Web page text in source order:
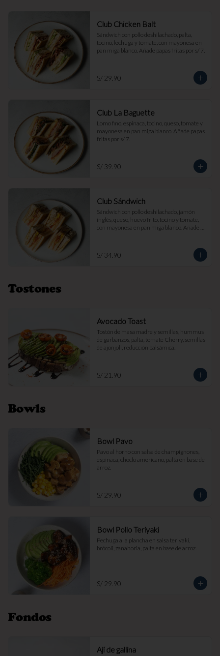
Club Chicken Balt
Sándwich con pollo deshilachado, palta,
tocino, lechuga y tomate, con mayonesa en
pan miga blanco. Añade papas fritas por s/ 7.
S/ 29.90
Club La Baguette
Lomo fino, espinaca, tocino, queso, tomate y
mayonesa en pan miga blanco. Añade papas
fritas por s/ 7.
S/ 39.90
Club Sándwich
Sándwich con pollo deshilachado, jamón
inglés, queso, huevo frito, tocino y tomate,
con mayonesa en pan miga blanco. Añade
S/ 34.90
Tostones
Avocado Toast
Tostón de masa madre y semillas, hummus
de garbanzos, palta, tomate Cherry, semillas
de ajonjolí, reducción balsámica.
S/ 21.90
Bowls
Bowl Pavo
Pavo al horno con salsa de champignones,
espinaca, choclo americano, palta en base de
arroz.
S/ 29.90
Bowl Pollo Teriyaki
Pechuga a la plancha en salsa teriyaki,
brócoli, zanahoria, palta en base de arroz.
S/ 29.90
Fondos
Ají de gallina